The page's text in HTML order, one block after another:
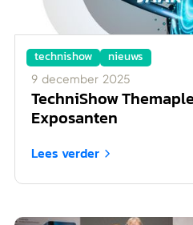
technishow nieuws
9 december 2025
TechniShow
Exposanten
Lees verder 